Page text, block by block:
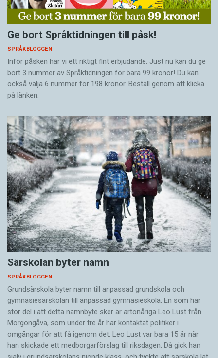
Ge bort Språktidningen till påsk!
SPRÅKBLOGGEN
Inför påsken har vi ett riktigt fint erbjudande. Just nu kan du ge
bort 3 nummer av Språktidningen för bara 99 kronor! Du kan
också välja 6 nummer för 198 kronor. Beställ genom att klicka
på länken.
Särskolan byter namn
SPRÅKBLOGGEN
Grundsärskola byter namn till anpassad grundskola och
gymnasiesärskolan till anpassad gymnasieskola. En som har
stor del i att detta namnbyte sker är artonåriga Leo Lust från
Morgongåva, som under tre år har kontaktat politiker i
omgångar för att få igenom det. Leo Lust var bara 15 år när
han skickade ett medborgarförslag till riksdagen. Då gick han